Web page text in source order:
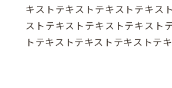
キストテキストテキストテキス
ストテキストテキストテキスト
トテキストテキストテキストテ